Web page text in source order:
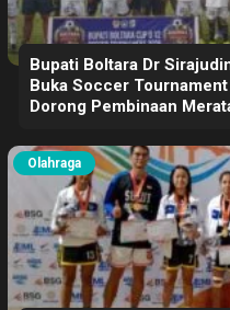
Bupati Boltara Dr
Buka Soccer Tournament
Dorong Pembinaan
Olahraga